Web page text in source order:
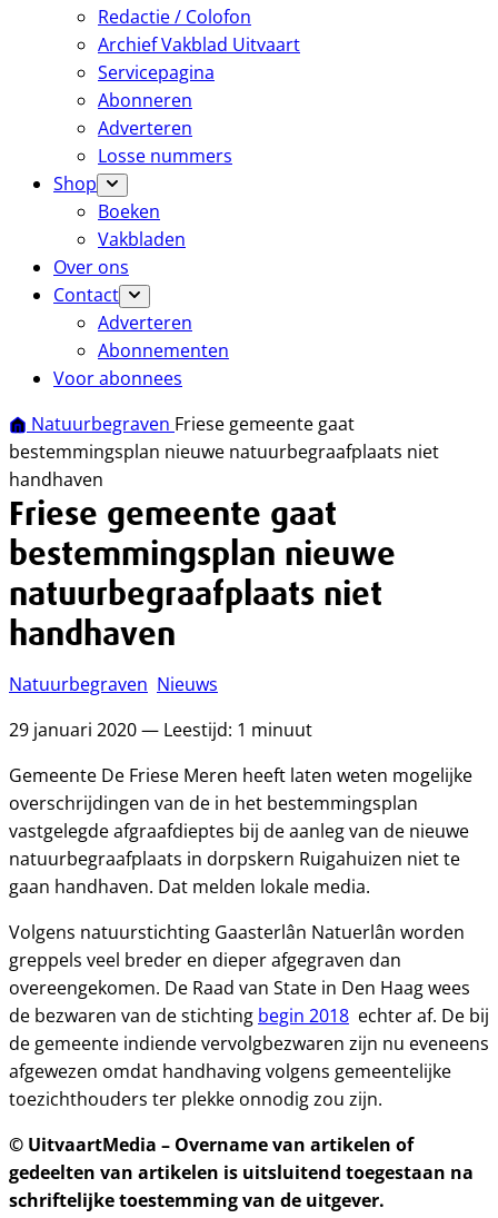
Redactie / Colofon
Archief Vakblad Uitvaart
Servicepagina
Abonneren
Adverteren
Losse nummers
Shop
Boeken
Vakbladen
Over ons
Contact
Adverteren
Abonnementen
Voor abonnees
Natuurbegraven Friese gemeente gaat
bestemmingsplan nieuwe natuurbegraafplaats niet
handhaven
Friese gemeente gaat
bestemmingsplan nieuwe
natuurbegraafplaats niet
handhaven
Natuurbegraven Nieuws
29 januari 2020 — Leestijd: 1 minuut
Gemeente De Friese Meren heeft laten weten mogelijke
overschrijdingen van de in het bestemmingsplan
vastgelegde afgraafdieptes bij de aanleg van de nieuwe
natuurbegraafplaats in dorpskern Ruigahuizen niet te
gaan handhaven. Dat melden lokale media.
Volgens natuurstichting Gaasterlân Natuerlân worden
greppels veel breder en dieper afgegraven dan
overeengekomen. De Raad van State in Den Haag wees
de bezwaren van de stichting begin 2018 echter af. De bij
de gemeente indiende vervolgbezwaren zijn nu eveneens
afgewezen omdat handhaving volgens gemeentelijke
toezichthouders ter plekke onnodig zou zijn.
© UitvaartMedia – Overname van artikelen of
gedeelten van artikelen is uitsluitend toegestaan na
schriftelijke toestemming van de uitgever.